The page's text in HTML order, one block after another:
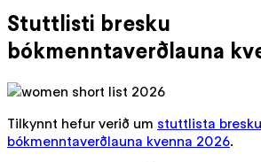
Stuttlisti bresku
bókmenntaverðlauna
Tilkynnt hefur verið um stuttlista bresku
bókmenntaverðlauna kvenna 2026.